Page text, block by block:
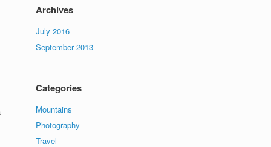
Archives
July 2016
September 2013
Categories
Mountains
Photography
Travel